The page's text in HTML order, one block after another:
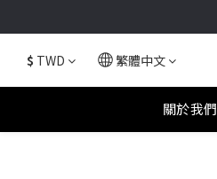
$ TWD 繁體中文
關於我們